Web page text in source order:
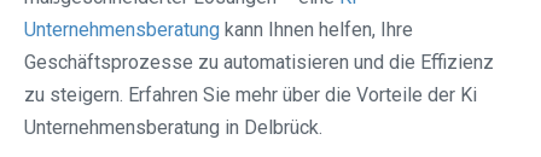
Unternehmensberatung kann Ihnen helfen, Ihre
Geschäftsprozesse zu automatisieren und die Effizienz
zu steigern. Erfahren Sie mehr über die Vorteile der Ki
Unternehmensberatung in Delbrück.